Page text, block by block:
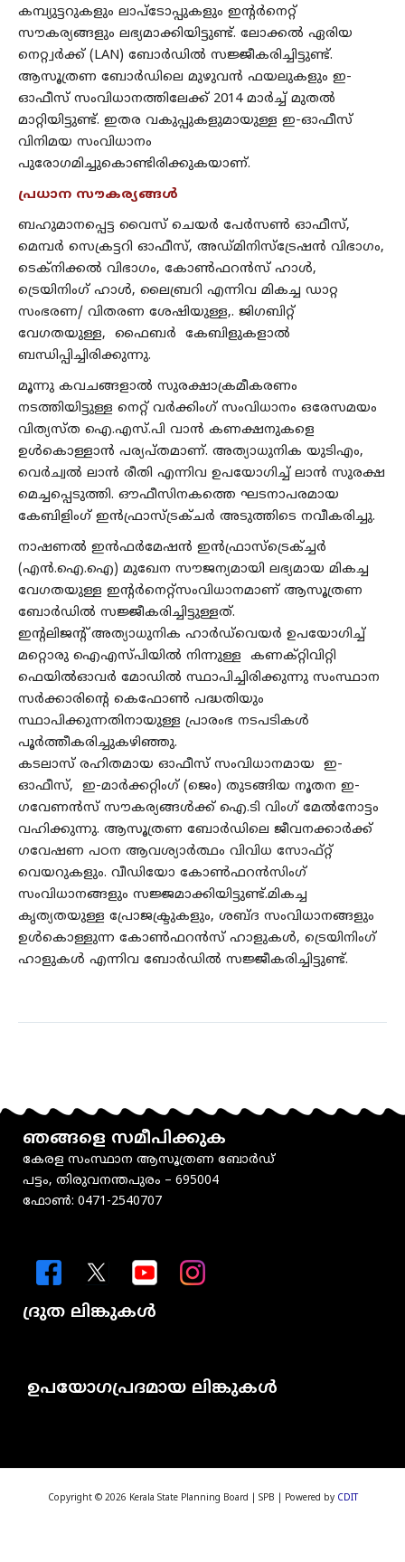
കമ്പ്യുട്ടറുകളും ലാപ്ടോപ്പുകളും ഇന്റര്‍നെറ്റ്‌
സൗകര്യങ്ങളും ലഭ്യമാക്കിയിട്ടുണ്ട്. ലോക്കല്‍ ഏരിയ
നെറ്റ്വര്‍ക്ക് (LAN) ബോര്‍ഡില്‍ സജ്ജീകരിച്ചിട്ടുണ്ട്.
ആസൂത്രണ ബോര്‍ഡിലെ മുഴുവന്‍ ഫയലുകളും ഇ-
ഓഫീസ് സംവിധാനത്തിലേക്ക് 2014 മാര്‍ച്ച് മുതല്‍
മാറ്റിയിട്ടുണ്ട്. ഇതര വകുപ്പുകളുമായുള്ള ഇ-ഓഫീസ്
വിനിമയ സംവിധാനം
പുരോഗമിച്ചുകൊണ്ടിരിക്കുകയാണ്.
പ്രധാന സൗകര്യങ്ങള്‍
ബഹുമാനപ്പെട്ട വൈസ് ചെയര്‍ പേർസൺ ഓഫീസ്,
മെമ്പര്‍ സെക്രട്ടറി ഓഫീസ്, അഡ്മിനിസ്ട്രേഷന്‍ വിഭാഗം,
ടെക്നിക്കല്‍ വിഭാഗം, കോണ്‍ഫറന്‍സ് ഹാള്‍,
ട്രെയിനിംഗ് ഹാള്‍, ലൈബ്രറി എന്നിവ മികച്ച ഡാറ്റ
സംഭരണ/ വിതരണ ശേഷിയുള്ള,. ജിഗബിറ്റ്
വേഗതയുള്ള, ഫൈബര്‍ കേബിളുകളാല്‍
ബന്ധിപ്പിച്ചിരിക്കുന്നു.
മൂന്നു കവചങ്ങളാല്‍ സുരക്ഷാക്രമീകരണം
നടത്തിയിട്ടുള്ള നെറ്റ് വര്‍ക്കിംഗ് സംവിധാനം ഒരേസമയം
വിത്യസ്ത ഐ.എസ്.പി വാന്‍ കണക്ഷനുകളെ
ഉള്‍കൊള്ളാന്‍ പര്യപ്തമാണ്. അത്യാധുനിക യുടിഎം,
വെർച്വൽ ലാൻ രീതി എന്നിവ ഉപയോഗിച്ച് ലാൻ സുരക്ഷ
മെച്ചപ്പെടുത്തി. ഔഫീസിനകത്തെ ഘടനാപരമായ
കേബിളിംഗ് ഇൻഫ്രാസ്ട്രക്ചർ അടുത്തിടെ നവീകരിച്ചു.
നാഷണല്‍ ഇന്‍ഫര്‍മേഷന്‍ ഇൻഫ്രാസ്ട്രെക്ച്ചര്‍
(എന്‍.ഐ.ഐ) മുഖേന സൗജന്യമായി ലഭ്യമായ മികച്ച
വേഗതയുള്ള ഇന്റര്‍നെറ്റ്സംവിധാനമാണ് ആസൂത്രണ
ബോര്‍ഡില്‍ സജ്ജീകരിച്ചിട്ടുള്ളത്.
ഇന്‍റലിജന്‍റ് അത്യാധുനിക ഹാർഡ്‌വെയർ ഉപയോഗിച്ച്
മറ്റൊരു ഐ‌എസ്‌പിയിൽ നിന്നുള്ള കണക്റ്റിവിറ്റി
ഫെയിൽഓവർ മോഡിൽ സ്ഥാപിച്ചിരിക്കുന്നു സംസ്ഥാന
സര്‍ക്കാരിന്‍റെ കെഫോണ്‍ പദ്ധതിയും
സ്ഥാപിക്കുന്നതിനായുള്ള പ്രാരംഭ നടപടികള്‍
പൂര്‍ത്തീകരിച്ചുകഴിഞ്ഞു.
കടലാസ് രഹിതമായ ഓഫീസ് സംവിധാനമായ ഇ-
ഓഫീസ്, ഇ-മാര്‍ക്കറ്റിംഗ് (ജെം) തുടങ്ങിയ നൂതന ഇ-
ഗവേണന്‍സ്‌ സൗകര്യങ്ങള്‍ക്ക് ഐ.ടി വിംഗ് മേല്‍നോട്ടം
വഹിക്കുന്നു. ആസൂത്രണ ബോര്‍ഡിലെ ജീവനക്കാര്‍ക്ക്
ഗവേഷണ പഠന ആവശ്യാര്‍ത്ഥം വിവിധ സോഫ്റ്റ്‌
വെയറുകളും. വീഡിയോ കോൺഫറന്‍സിംഗ്
സംവിധാനങ്ങളും സജ്ജമാക്കിയിട്ടുണ്ട്.മികച്ച
കൃത്യതയുള്ള പ്രോജക്ട്രുകളും, ശബ്ദ സംവിധാനങ്ങളും
ഉള്‍കൊള്ളുന്ന കോൺഫറന്‍സ് ഹാളുകള്‍, ട്രെയിനിംഗ്
ഹാളുകള്‍ എന്നിവ ബോര്‍ഡില്‍ സജ്ജീകരിച്ചിട്ടുണ്ട്.
ഞങ്ങളെ സമീപിക്കുക
കേരള സംസ്ഥാന ആസൂത്രണ ബോർഡ്
പട്ടം, തിരുവനന്തപുരം – 695004
ഫോൺ: 0471-2540707
ദ്രുത ലിങ്കുകൾ
ഉപയോഗപ്രദമായ ലിങ്കുകൾ
Copyright © 2026 Kerala State Planning Board | SPB | Powered by CDIT